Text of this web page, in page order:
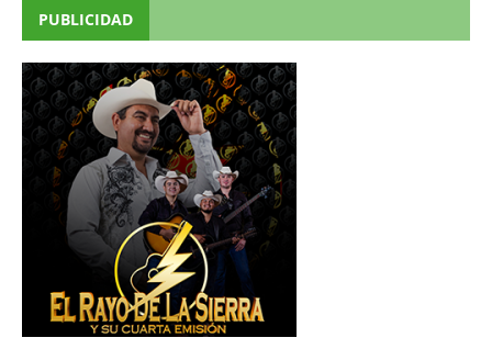
PUBLICIDAD